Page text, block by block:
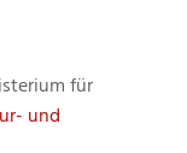
für
und